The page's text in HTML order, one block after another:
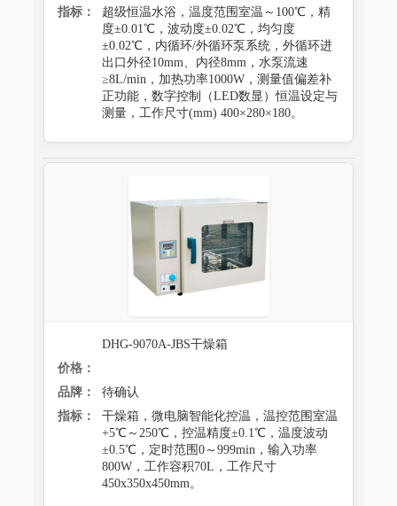
指标：
超级恒温水浴，温度范围室温～100℃，精
度±0.01℃，波动度±0.02℃，均匀度
±0.02℃，内循环/外循环泵系统，外循环进
出口外径10mm、内径8mm，水泵流速
≥8L/min，加热功率1000W，测量值偏差补
正功能，数字控制（LED数显）恒温设定与
测量，工作尺寸(mm) 400×280×180。
DHG-9070A-JBS干燥箱
价格：
品牌：
待确认
指标：
干燥箱，微电脑智能化控温，温控范围室温
+5℃～250℃，控温精度±0.1℃，温度波动
±0.5℃，定时范围0～999min，输入功率
800W，工作容积70L，工作尺寸
450x350x450mm。